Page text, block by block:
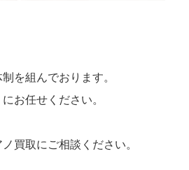
を組んでおります。
お任せください。
買取にご相談ください。